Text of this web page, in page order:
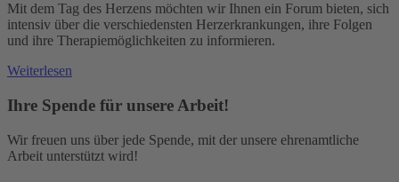
Mit dem Tag des Herzens möchten wir Ihnen ein Forum bieten, sich
intensiv über die verschiedensten Herzerkrankungen, ihre Folgen
und ihre Therapiemöglichkeiten zu informieren.
Weiterlesen
Ihre Spende für unsere Arbeit!
Wir freuen uns über jede Spende, mit der unsere ehrenamtliche
Arbeit unterstützt wird!